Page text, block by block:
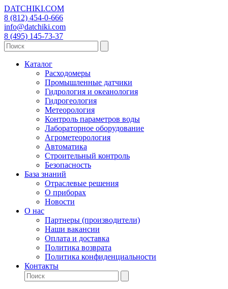
DATCHIKI.COM
8 (812) 454-0-666
info@datchiki.com
8 (495) 145-73-37
Каталог
Расходомеры
Промышленные датчики
Гидрология и океанология
Гидрогеология
Метеорология
Контроль параметров воды
Лабораторное оборудование
Агрометеорология
Автоматика
Строительный контроль
Безопасность
База знаний
Отраслевые решения
О приборах
Новости
О нас
Партнеры (производители)
Наши вакансии
Оплата и доставка
Политика возврата
Политика конфиденциальности
Контакты